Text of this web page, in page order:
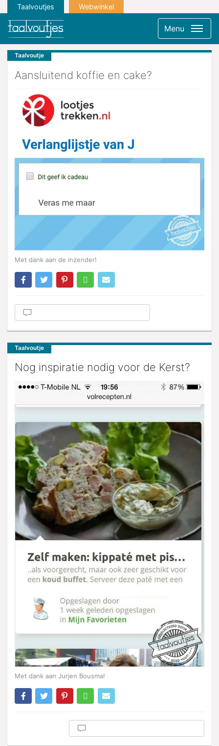
Taalvoutjes Webwinkel
Menu
Taalvoutje
Aansluitend koffie en cake?
Met dank aan de inzender!
Taalvoutje
Nog inspiratie nodig voor de Kerst?
Met dank aan Jurjen Bousma!